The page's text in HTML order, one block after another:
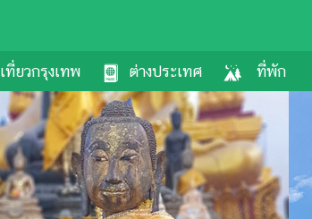
เที่ยวกรุงเทพ ต่างประเทศ ที่พัก